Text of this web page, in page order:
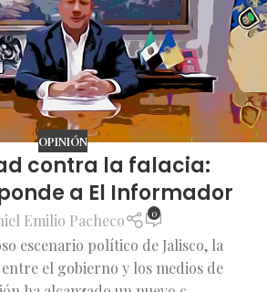
OPINIÓN
contra la falacia:
a El Informador
Emilio Pacheco 0
escenario político de Jalisco, la
el gobierno y los medios de